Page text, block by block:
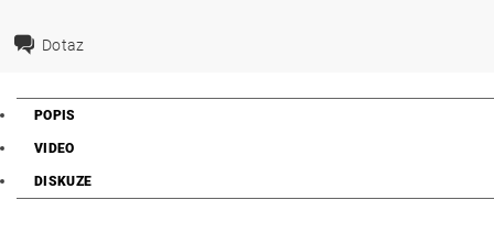
Dotaz
POPIS
VIDEO
DISKUZE